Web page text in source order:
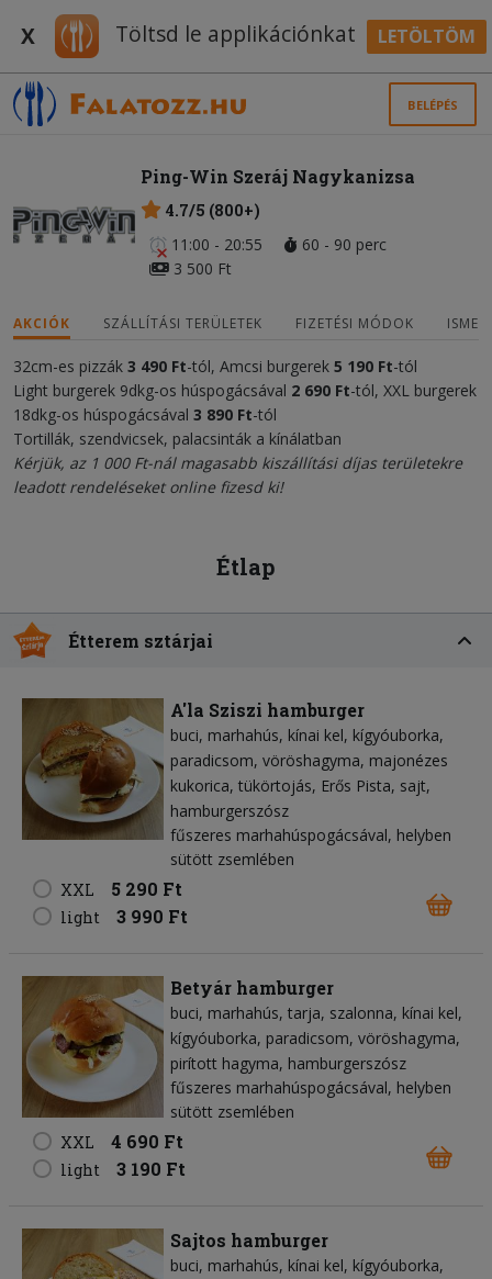
X Töltsd le applikációnkat LETÖLTÖM
BELÉPÉS
Ping-Win Szeráj Nagykanizsa
4.7/5 (800+)
11:00 - 20:55
60 - 90 perc
3 500 Ft
AKCIÓK SZÁLLÍTÁSI TERÜLETEK FIZETÉSI MÓDOK
32cm-es pizzák 3 490 Ft-tól, Amcsi burgerek 5 190 Ft-tól
Light burgerek 9dkg-os húspogácsával 2 690 Ft-tól, XXL burgerek
18dkg-os húspogácsával 3 890 Ft-tól
Tortillák, szendvicsek, palacsinták a kínálatban
Kérjük, az 1 000 Ft-nál magasabb kiszállítási díjas területekre
leadott rendeléseket online fizesd ki!
Étlap
Étterem sztárjai
A'la Sziszi hamburger
buci marhahús kínai kel kígyóuborka
paradicsom vöröshagyma majonézes
kukorica tükörtojás Erős Pista sajt
hamburgerszósz
fűszeres marhahúspogácsával, helyben
sütött zsemlében
XXL
5 290 Ft
light 3 990 Ft
Betyár hamburger
buci marhahús tarja szalonna kínai kel
kígyóuborka paradicsom vöröshagyma
pirított hagyma hamburgerszósz
fűszeres marhahúspogácsával, helyben
sütött zsemlében
XXL
4 690 Ft
light 3 190 Ft
Sajtos hamburger
buci marhahús kínai kel kígyóuborka